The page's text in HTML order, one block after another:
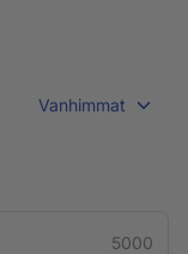
Vanhimmat
5000